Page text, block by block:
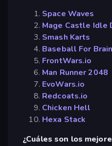
Space Waves
Mage Castle Idle
Smash Karts
Baseball For
FrontWars.io
Man Runner 2048
EvoWars.io
Redcoats.io
Chicken Hell
Hexa Stack
¿Cuáles son los